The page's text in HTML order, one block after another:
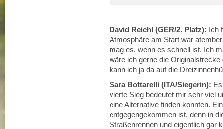
David Reichl (GER/2. Platz): Ich
Atmosphäre am Start war
mag es, wenn es schnell ist. Ich
wäre ich gerne die
kann ich ja da auf die
Sara Bottarelli (ITA/Siegerin):
vierte Sieg bedeutet mir sehr viel
eine Alternative finden konnten.
entgegengekommen ist, denn in
Straßenrennen und eigentlich gar